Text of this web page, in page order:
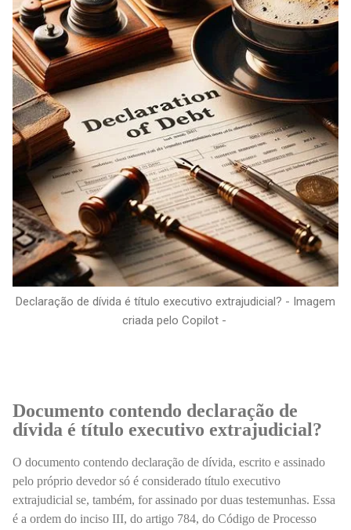
Declaração de dívida é título executivo extrajudicial? - Imagem
criada pelo Copilot -
Documento contendo declaração de
dívida é título executivo extrajudicial?
O documento contendo declaração de dívida, escrito e assinado
pelo próprio devedor só é considerado título executivo
extrajudicial se, também, for assinado por duas testemunhas. Essa
é a ordem do inciso III, do artigo 784, do Código de Processo